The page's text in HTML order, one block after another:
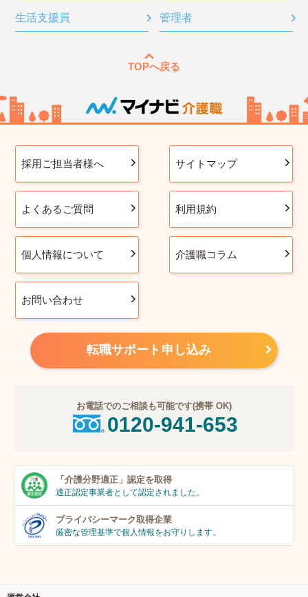
生活支援員 管理者
TOPへ戻る
採用ご担当者様へ サイトマップ
よくあるご質問 利用規約
個人情報について 介護職コラム
お問い合わせ
転職サポート申し込み
お電話でのご相談も可能です(携帯 OK)
0120-941-653
「介護分野適正」 認定を取得
適正認定事業者として認定されました。
プライバシーマーク取得企業
厳密な管理基準で個人情報をお守りします。